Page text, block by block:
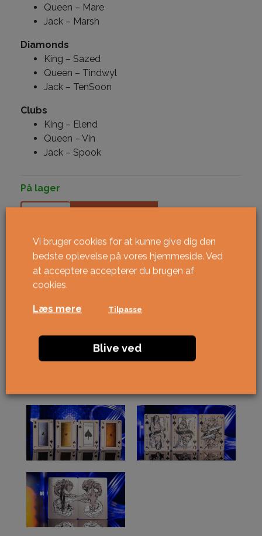
Queen – Mare
Jack – Marsh
Diamonds
King – Sazed
Queen – Tindwyl
Jack – TenSoon
Clubs
King – Elend
Queen – Vin
Jack – Spook
På lager
Mistborn antal
Vi bruger cookies for at kunne give dig den
bedste oplevelse på vores hjemmeside. Ved
at acceptere accepterer du brugen af ​​
cookies.
Læs mere Tilpasse
Blive ved